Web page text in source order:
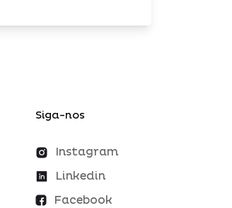
Siga-nos
Instagram
Linkedin
Facebook